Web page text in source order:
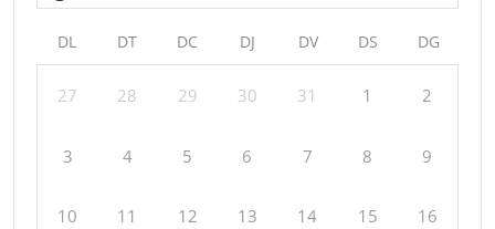
DL DT DC DJ DV DS DG
27 28 29 30 31 1 2
3 4 5 6 7 8 9
10 11 12 13 14 15 16